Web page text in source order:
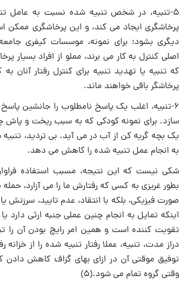
۵-تنبیه، در شخص تنبیه شده نسبت‏ به عامل
پرخاشگری ایجاد می کند، و این پرخاشگرى
دیگرى بشود؛ براى نمونه، موسسات کیفرى
اصلی کنترل به کار مى برند، مملو از افراد بسیار
که تنبیه یا تهدید تنبیه برای کنترل رفتار آنان
پرخاشگر باقى خواهند ماند.
۶-تنبیه، اغلب یک پاسخ نامطلوب را جانشین
سازد. براى نمونه کودکی که به سبب ریخت و پاش
یک بچه گریه کن از آب در مى آید. بی تردید،
به انجام عمل تنبیه شده را کاهش ‏می دهد.
شکى نیست که این نتیجه، مسبب استفاده
بطور غریزى به کسی که رفتارش ما را مى آزارد،
صورت فیزیکى، بلکه با انتقاد، عدم تایید، سرزنش
اینکه تمایل به انجام ‏چنین عملى جنبه ارثى دارد
تقویت کننده است و همین امر رایج‏ بودن آن را
دراز مدت، تنبیه، عملا رفتار تنبیه شده را از
توفیق موقتى آن در ازاى بهای گزاف کاهش
وقتی گروه تمام‏ مى شود.(۵)